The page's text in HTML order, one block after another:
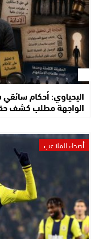
اليحياوي: أحكام سائقي
الواجهة مطلب كشف
أصداء الملاعب